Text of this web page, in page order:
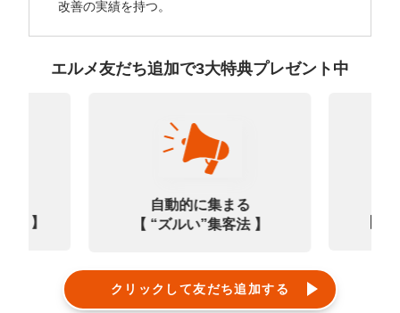
改善の実績を持つ。
エルメ友だち追加で3大特典プレゼント中
選 】
自動的に集まる
【 “ズルい”集客法 】
クリックして友だち追加する